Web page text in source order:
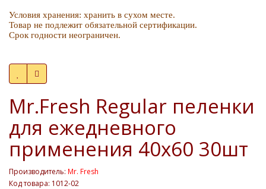
Условия хранения: хранить в сухом месте.
Товар не подлежит обязательной сертификации.
Срок годности неограничен.
Mr.Fresh Regular пеленки
для ежедневного
применения 40х60 30шт
Производитель: Mr. Fresh
Код товара: 1012-02